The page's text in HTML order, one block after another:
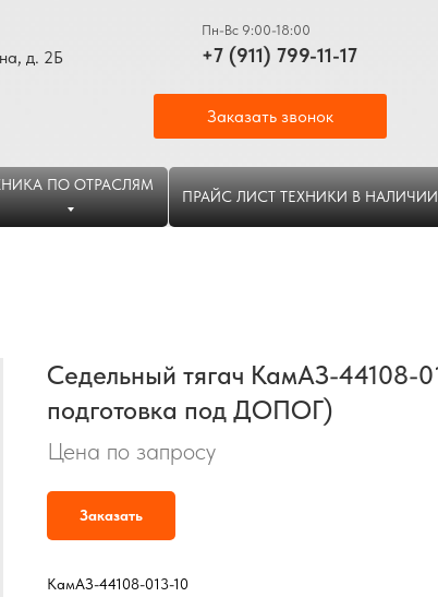
+7 (911) 799-11-17
Пн-Вс 9:00-18:00
Заказать звонок
д. 2Б
ПО ОТРАСЛЯМ
ПРАЙС ЛИСТ ТЕХНИКИ В НАЛИЧИИ
Седельный тягач КамАЗ-44108-
подготовка под ДОПОГ)
Цена по запросу
Заказать
КамАЗ-44108-013-10